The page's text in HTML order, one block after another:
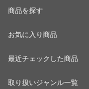
商品を探す
お気に入り商品
最近チェックした商品
取り扱いジャンル一覧